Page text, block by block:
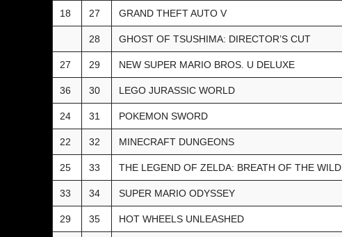
18 27 GRAND THEFT AUTO V
28 GHOST OF TSUSHIMA: DIRECTOR’S CUT
27 29 NEW SUPER MARIO BROS. U DELUXE
36 30 LEGO JURASSIC WORLD
24 31 POKEMON SWORD
22 32 MINECRAFT DUNGEONS
25 33 THE LEGEND OF ZELDA: BREATH OF THE WILD
33 34 SUPER MARIO ODYSSEY
29 35 HOT WHEELS UNLEASHED